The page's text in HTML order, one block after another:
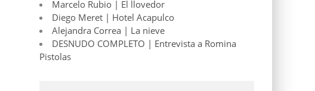
Marcelo Rubio | El llovedor
Diego Meret | Hotel Acapulco
Alejandra Correa | La nieve
DESNUDO COMPLETO | Entrevista a Romina
Pistolas